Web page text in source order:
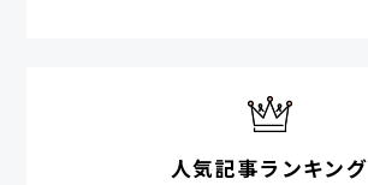
人気記事ランキング